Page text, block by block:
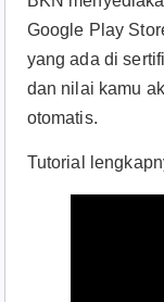
Google Play
yang ada di
dan nilai kamu
otomatis.
Tutorial